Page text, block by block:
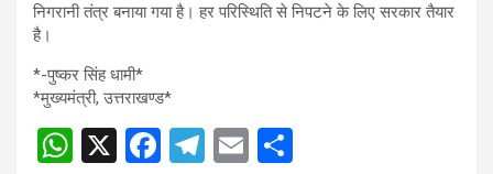
निगरानी तंत्र बनाया गया है। हर परिस्थिति से निपटने के लिए सरकार तैयार
है।
*-पुष्कर सिंह धामी*
*मुख्यमंत्री, उत्तराखण्ड*
PostW X
F
T
E